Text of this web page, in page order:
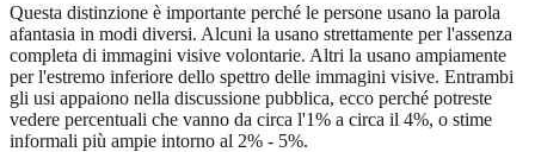
Questa distinzione è importante perché le persone usano la parola
afantasia in modi diversi. Alcuni la usano strettamente per l'assenza
completa di immagini visive volontarie. Altri la usano ampiamente
per l'estremo inferiore dello spettro delle immagini visive. Entrambi
gli usi appaiono nella discussione pubblica, ecco perché potreste
vedere percentuali che vanno da circa l'1% a circa il 4%, o stime
informali più ampie intorno al 2% - 5%.